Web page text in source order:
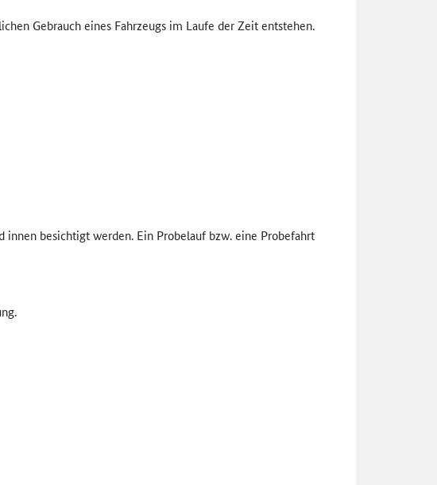
Gebrauch eines Fahrzeugs im Laufe der Zeit entstehen.
innen besichtigt werden. Ein Probelauf bzw. eine Probefahrt